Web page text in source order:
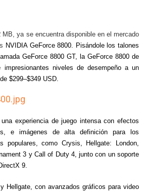
MB, ya se encuentra disponible en el mercado
NVIDIA GeForce 8800. Pisándole los talones
GeForce 8800 GT, la GeForce 8800 de
niveles de desempeño a un
$299–$349 USD.
experiencia de juego intensa con efectos
e imágenes de alta definición para los
populares, como Crysis, Hellgate: London,
3 y Call of Duty 4, junto con un soporte
9.
Hellgate, con avanzados gráficos para video